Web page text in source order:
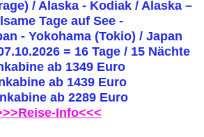
/ Alaska - Kodiak / Alaska –
Tage auf See -
- Yokohama (Tokio) / Japan
= 16 Tage / 15 Nächte
ab 1349 Euro
ab 1439 Euro
ab 2289 Euro
Info<<<